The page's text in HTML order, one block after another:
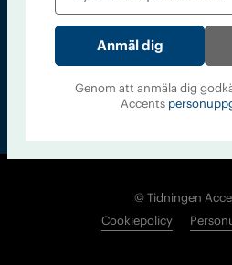
© Tidningen
Cookiepolicy
Genom att anmäla dig
Accents